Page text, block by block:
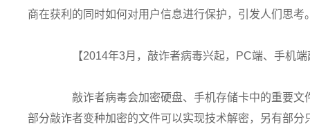
商在获利的同时如何对用户信息进行保护，引发人们思考
【2014年3月，敲诈者病毒兴起，PC端、手机端
敲诈者病毒会加密硬盘、手机存储卡中的重要文
部分敲诈者变种加密的文件可以实现技术解密，另有部